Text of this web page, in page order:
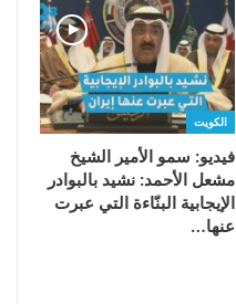
الكويت
فيديو: سمو الأمير الشيخ
مشعل الأحمد: نشيد بالبوادر
الإيجابية البنّاءة التي عبرت
عنها…